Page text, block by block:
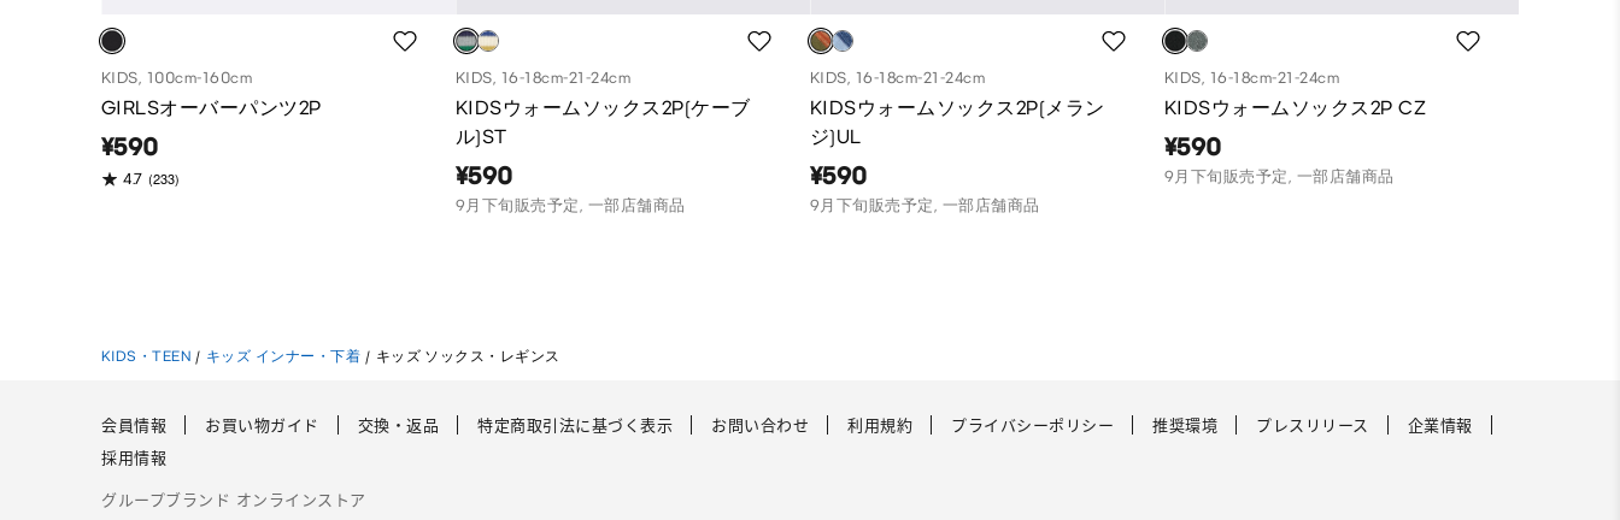
KIDS, 100cm-160cm
GIRLSオーバーパンツ2P
¥590
4.7 (233)
KIDS, 16-18cm-21-24cm
KIDSウォームソックス2P(ケーブ
ル)ST
¥590
9月下旬販売予定, 一部店舗商品
KIDS, 16-18cm-21-24cm
KIDSウォームソックス2P(メラン
ジ)UL
¥590
9月下旬販売予定, 一部店舗商品
KIDS, 16-18cm-21-24cm
KIDSウォームソックス2P CZ
¥590
9月下旬販売予定, 一部店舗商品
KIDS・TEEN / キッズ インナー・下着 / キッズ ソックス・レギンス
会員情報 お買い物ガイド 交換・返品 特定商取引法に基づく表示 お問い合わせ 利用規約 プライバシーポリシー 推奨環境 プレスリリース
企業情報
採用情報
グループブランド オンラインストア